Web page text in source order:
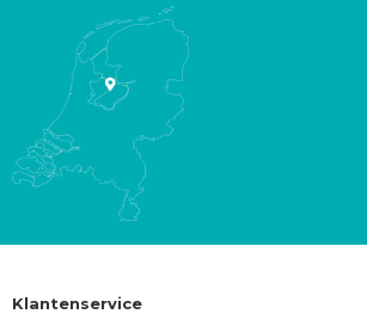
Klantenservice